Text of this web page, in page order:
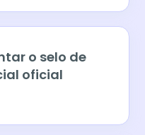
o selo de
oficial